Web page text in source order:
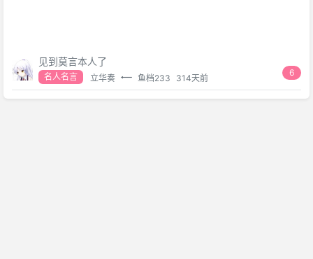
见到莫言本人了
名人名言 立华奏 鱼档233 314天前
6